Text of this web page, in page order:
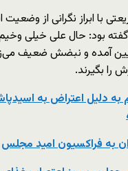
با ابراز نگرانی از وضعیت
بود: حال علی خیلی
آمده و نبضش ضعیف
را بگیرند.
دلیل اعتراض به
به فراکسیون امید مجلس